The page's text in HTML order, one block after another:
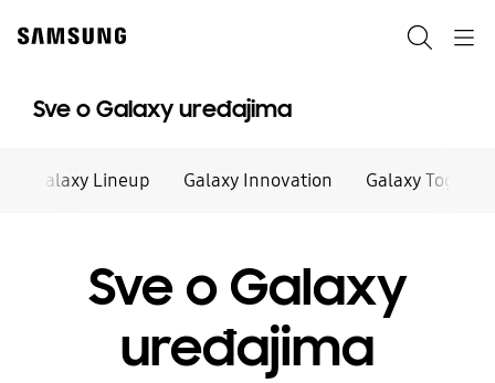
content
accessibility
Sve o Galaxy uređajima
Galaxy Lineup Galaxy Innovation Galaxy
Sve o Galaxy
uređajima